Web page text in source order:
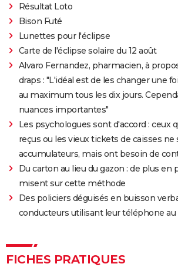
Fantastic Four : privé de
des Quatre Fantastiques ?
The Batman 2 : la suite annoncée,
Robert Pattinson de retour
Spider-Man Brand New Day : Tom
des visages familiers de Marvel
annonce
Legend of Zelda, le film : qui sont
Benjamin Evan Ainsworth, les
Résultat Loto
Bison Futé
Lunettes pour l'éclipse
Carte de l'éclipse solaire du 12 août
Alvaro Fernandez, pharmacien, à
draps : "L'idéal est de les changer une
au maximum tous les dix jours.
nuances importantes"
Les psychologues sont d'accord : ceux
reçus ou les vieux tickets de caisses ne
accumulateurs, mais ont besoin de
Du carton au lieu du gazon : de plus en
misent sur cette méthode
Des policiers déguisés en buisson
conducteurs utilisant leur téléphone au
FICHES PRATIQUES